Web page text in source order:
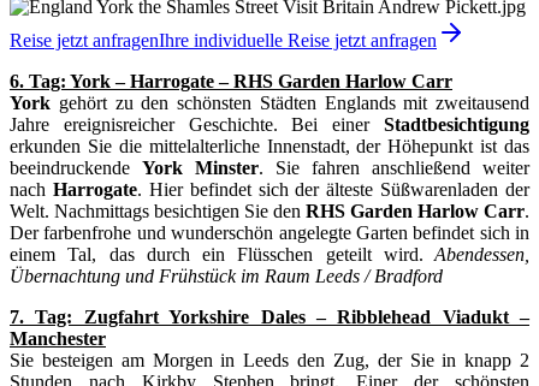
Reise jetzt anfragenIhre individuelle Reise jetzt anfragen
6. Tag: York – Harrogate – RHS Garden Harlow Carr
York gehört zu den schönsten Städten Englands mit zweitausend
Jahre ereignisreicher Geschichte. Bei einer Stadtbesichtigung
erkunden Sie die mittelalterliche Innenstadt, der Höhepunkt ist das
beeindruckende York Minster. Sie fahren anschließend weiter
nach Harrogate. Hier befindet sich der älteste Süßwarenladen der
Welt. Nachmittags besichtigen Sie den RHS Garden Harlow Carr.
Der farbenfrohe und wunderschön angelegte Garten befindet sich in
einem Tal, das durch ein Flüsschen geteilt wird. Abendessen,
Übernachtung und Frühstück im Raum Leeds / Bradford
7. Tag: Zugfahrt Yorkshire Dales – Ribblehead Viadukt –
Manchester
Sie besteigen am Morgen in Leeds den Zug, der Sie in knapp 2
Stunden nach Kirkby Stephen bringt. Einer der schönsten